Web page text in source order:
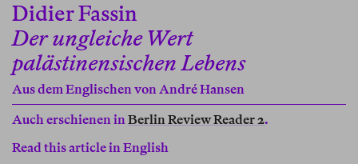
Didier Fassin
Der ungleiche Wert
palästinensischen Lebens
Aus dem Englischen vonAndré Hansen
Auch erschienen inBerlin Review Reader 2.
Read this article in English